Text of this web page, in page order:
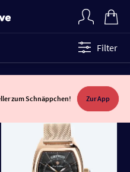
Filter
zum Schnäppchen! Zur App